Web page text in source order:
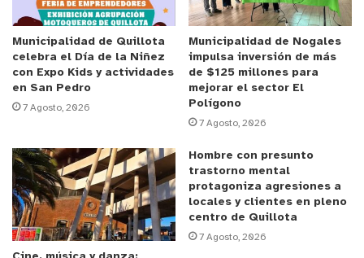
demostrar este sábado 28 de mayo en la Primera
Consulta Ciudadana Vinculante”, expresó el alcalde
Mauricio Quiroz.
El proceso partió en el mes de marzo cuando
funcionarias y funcionarios de la municipalidad de
Putaendo fueron convocados por el alcalde para
trabajar en la Consulta Ciudadana Vinculante y
realizar equipos de trabajo al respecto.
Fruto de aquello, a mediados de abril, se realizó
Municipalidad de Quillota
celebra el Día de la Niñez
con Expo Kids y actividades
en San Pedro
7 Agosto, 2026
Municipalidad de Nogales
impulsa inversión de más
de $125 millones para
mejorar el sector El
Polígono
7 Agosto, 2026
Hombre con presunto
trastorno mental
protagoniza agresiones a
locales y clientes en pleno
centro de Quillota
7 Agosto, 2026